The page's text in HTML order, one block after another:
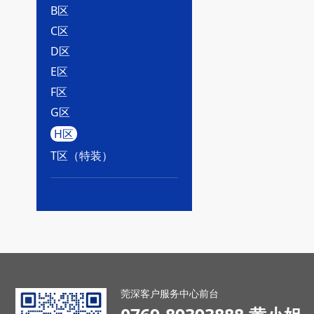
B区
C区
D区
E区
F区
G区
H区
T区（特装）
莞深客户服务中心前台